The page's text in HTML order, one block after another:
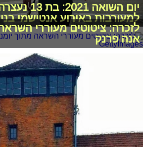
יום השואה
למעורבות באירוע אנטישמי
לזכרה: ציטוטים מעוררי
אנה פרנק